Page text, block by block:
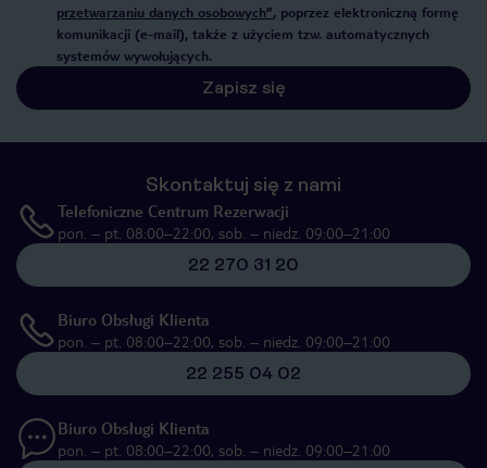
przetwarzaniu danych osobowych”, poprzez elektroniczną formę
komunikacji (e-mail), także z użyciem tzw. automatycznych
systemów wywołujących.
Zapisz się
Skontaktuj się z nami
Telefoniczne Centrum Rezerwacji
pon. – pt. 08:00–22:00, sob. – niedz. 09:00–21:00
22 270 31 20
Biuro Obsługi Klienta
pon. – pt. 08:00–22:00, sob. – niedz. 09:00–21:00
22 255 04 02
Biuro Obsługi Klienta
pon. – pt. 08:00–22:00, sob. – niedz. 09:00–21:00